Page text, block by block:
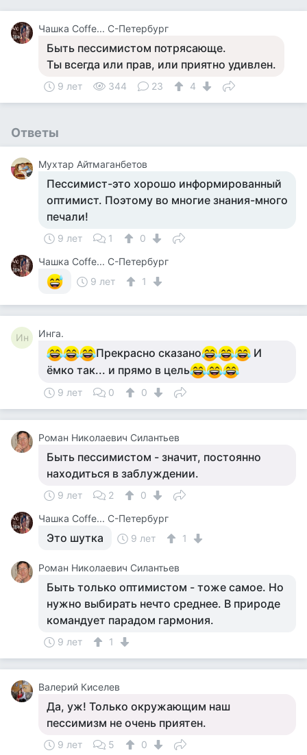
Чашка Cоffe... С-Петербург
Быть пессимистом потрясающе.
Ты всегда или прав, или приятно удивлен.
9 лет 344 23 4
Ответы
Мухтар Айтмаганбетов
Пессимист-это хорошо информированный
оптимист. Поэтому во многие знания-много
печали!
9 лет 1
0
Чашка Cоffe... С-Петербург
9 лет
1
Ин Инга.
Прекрасно сказано
И
ёмко так... и прямо в цель
9 лет 0 0
Роман Николаевич Силантьев
Быть пессимистом - значит, постоянно
находиться в заблуждении.
9 лет 2
0
Чашка Cоffe... С-Петербург
Это шутка 9 лет 1
Роман Николаевич Силантьев
Быть только оптимистом - тоже самое. Но
нужно выбирать нечто среднее. В природе
командует парадом гармония.
9 лет 1
Валерий Киселев
Да, уж! Только окружающим наш
пессимизм не очень приятен.
9 лет 5
0